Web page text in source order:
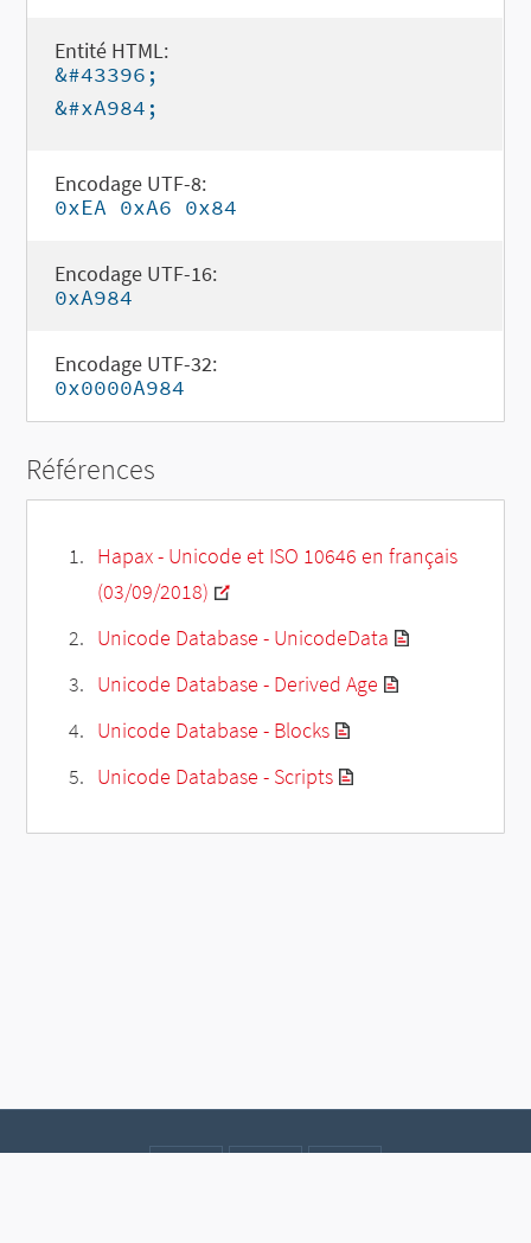
Entité HTML:
&#43396;
&#xA984;
Encodage UTF-8:
0xEA 0xA6 0x84
Encodage UTF-16:
0xA984
Encodage UTF-32:
0x0000A984
Références
Hapax - Unicode et ISO 10646 en français
(03/09/2018)
Unicode Database - UnicodeData
Unicode Database - Derived Age
Unicode Database - Blocks
Unicode Database - Scripts